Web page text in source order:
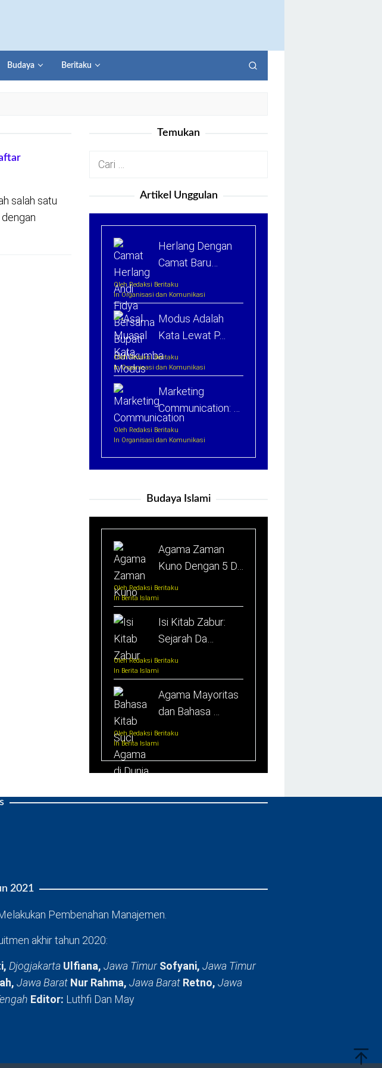
Budaya Beritaku
salah satu
Temukan
Cari
Artikel Unggulan
Herlang Dengan
Camat Baru…
Oleh Redaksi Beritaku
In Organisasi dan Komunikasi
Modus Adalah
Kata Lewat P…
Oleh Redaksi Beritaku
In Organisasi dan Komunikasi
Marketing
Communication: …
Oleh Redaksi Beritaku
In Organisasi dan Komunikasi
Budaya Islami
Agama Zaman
Kuno Dengan 5 D…
Oleh Redaksi Beritaku
In Berita Islami
Isi Kitab Zabur:
Sejarah Da…
Oleh Redaksi Beritaku
In Berita Islami
Agama Mayoritas
dan Bahasa …
Oleh Redaksi Beritaku
In Berita Islami
2021
Pembenahan Manajemen.
akhir tahun 2020:
Djogjakarta Ulfiana, Jawa TimurSofyani, Jawa Timur
Jawa Barat Nur Rahma, Jawa Barat Retno, Jawa
Editor: Luthfi Dan May